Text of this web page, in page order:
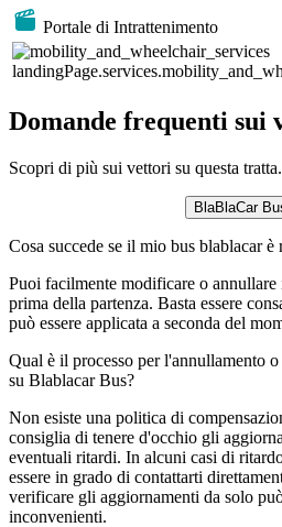
Portale di Intrattenimento
Domande frequenti sui
Scopri di più sui vettori su questa tratta.
BlaBlaCar
Cosa succede se il mio bus blablacar è
Puoi facilmente modificare o
prima della partenza. Basta essere
può essere applicata a seconda del
Qual è il processo per l'annullamento
su Blablacar Bus?
Non esiste una politica di
consiglia di tenere d'occhio gli
eventuali ritardi. In alcuni casi di
essere in grado di contattarti
verificare gli aggiornamenti da solo
inconvenienti.